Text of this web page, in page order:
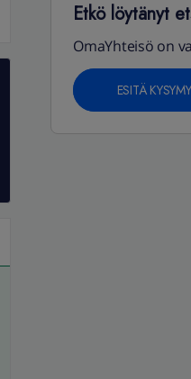
Etkö löytänyt
OmaYhteisö on
ESITÄ